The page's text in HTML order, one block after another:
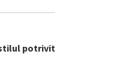
stilul potrivit